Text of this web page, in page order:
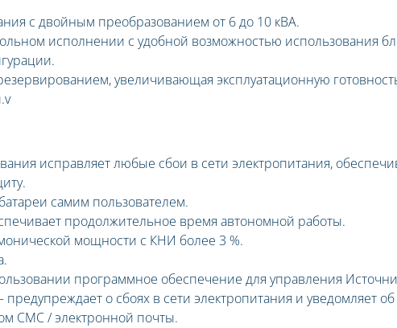
с двойным преобразованием от 6 до 10 кВА.
исполнении с удобной возможностью использования
увеличивающая эксплуатационную
исправляет любые сбои в сети электропитания,
самим пользователем.
продолжительное время автономной работы.
мощности с КНИ более 3 %.
программное обеспечение для управления
о сбоях в сети электропитания и уведомляет об
СМС / электронной почты.